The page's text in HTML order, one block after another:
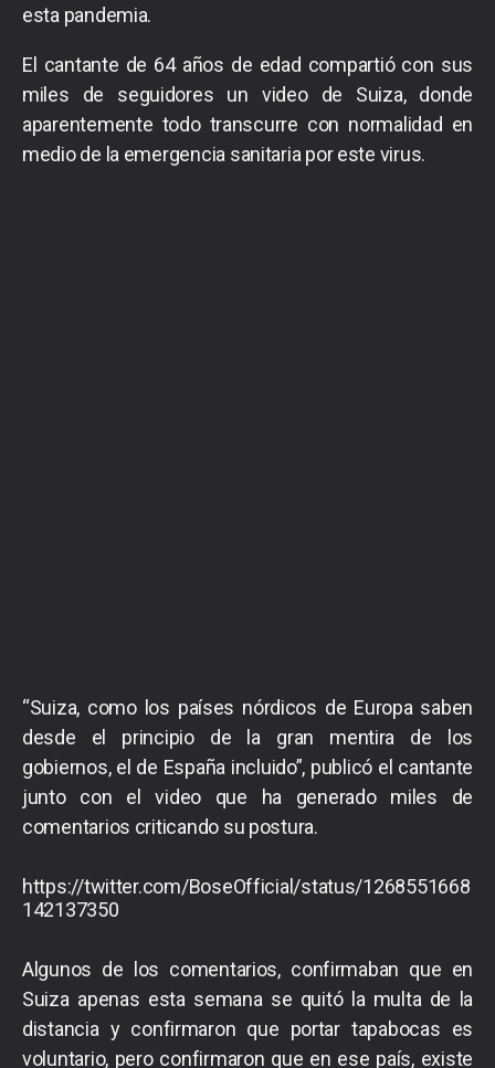
esta pandemia.
El cantante de 64 años de edad compartió con sus
miles de seguidores un video de Suiza, donde
aparentemente todo transcurre con normalidad en
medio de la emergencia sanitaria por este virus.
“Suiza, como los países nórdicos de Europa saben
desde el principio de la gran mentira de los
gobiernos, el de España incluido”, publicó el cantante
junto con el video que ha generado miles de
comentarios criticando su postura.
https://twitter.com/BoseOfficial/status/1268551668
142137350
Algunos de los comentarios, confirmaban que en
Suiza apenas esta semana se quitó la multa de la
distancia y confirmaron que portar tapabocas es
voluntario, pero confirmaron que en ese país, existe